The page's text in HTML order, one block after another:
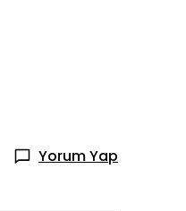
Yorum Yap